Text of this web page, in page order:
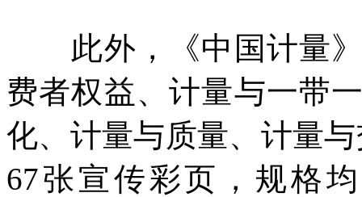
此外，《中国计量》
费者权益、计量与一带
化、计量与质量、计量
67张宣传彩页，规格均